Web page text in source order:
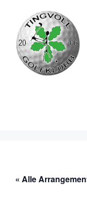
innhold
« Alle